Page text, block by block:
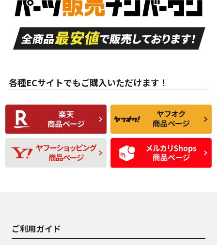
付き
A
走行距離も少なく、
目立つ傷もほとんど
ない中古品
A
走行距離も少なく、
非常に状態の良い中
古品
な中古品
んどない中古品
C
比較的きれいな中古
品
C
られるが、使用に問
題のない中古品
D
使用感や目立つ傷が
あり、一般的な中古
品
D
残り溝も少なく、偏
磨耗がみられ、短期
間使用できるくらい
の中古品
各種ECサイトでもご購入いただけます！
ご利用ガイド